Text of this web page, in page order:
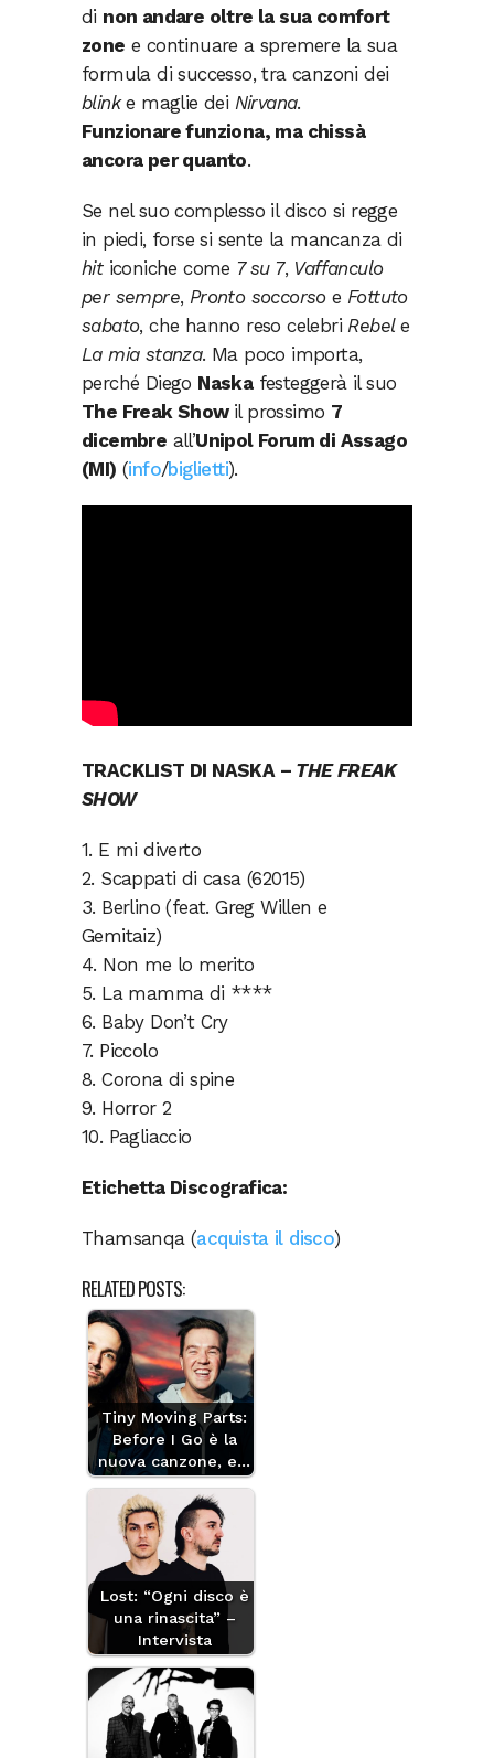
di non andare oltre la sua comfort
zone e continuare a spremere la sua
formula di successo, tra canzoni dei
blinke maglie dei Nirvana.
Funzionare funziona, ma chissà
ancora per quanto.
Se nel suo complesso il disco si regge
in piedi, forse si sente la mancanza di
hiticoniche come 7 su 7, Vaffanculo
per sempre, Pronto soccorsoe Fottuto
sabato, che hanno reso celebri Rebel e
La mia stanza. Ma poco importa,
perché Diego Naskafesteggerà il suo
The Freak Show il prossimo 7
dicembre all’Unipol Forum di Assago
(MI) (info/biglietti).
TRACKLIST DI NASKA – THE FREAK
SHOW
1. E mi diverto
2. Scappati di casa (62015)
3. Berlino (feat. Greg Willen e
Gemitaiz)
4. Non me lo merito
5. La mamma di ****
6. Baby Don’t Cry
7. Piccolo
8. Corona di spine
9. Horror 2
10. Pagliaccio
Etichetta Discografica:
Thamsanqa (acquista il disco)
RELATED POSTS:
Tiny Moving Parts:
Before I Go è la
nuova canzone, e…
Lost: “Ogni disco è
una rinascita” –
Intervista